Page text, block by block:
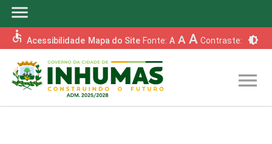
menu
accessible Acessibilidade Mapa do Site Fonte: A A A Contraste: brightness_6
menu